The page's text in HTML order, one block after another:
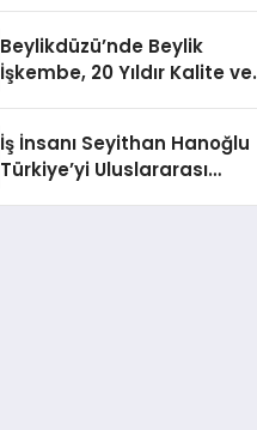
Holding Industrial City”
Projesini Hayata Geçirecek
Beylikdüzü’nde Beylik
İşkembe, 20 Yıldır Kalite ve
İş İnsanı Seyithan Hanoğlu
Türkiye’yi Uluslararası